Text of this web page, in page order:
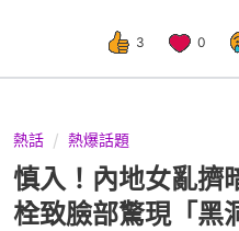
3 0
熱話 熱爆話題
慎入！內地女亂
栓致臉部驚現「黑